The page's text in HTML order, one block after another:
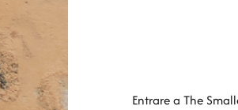
Entrare a The